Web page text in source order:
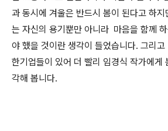
과 동시에 겨울은 반드시 봄이 된다고 하지
는 자신의 용기뿐만 아니라 마음을 함께
야 했을 것이란 생각이 들었습니다. 그리
한기업들이 있어 더 빨리 임경식 작가에게
각해 봅니다.